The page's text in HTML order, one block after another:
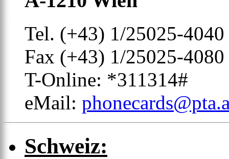
Tel. (+43) 1/25025-4040
Fax (+43) 1/25025-4080
T-Online: *311314#
eMail:
Schweiz: